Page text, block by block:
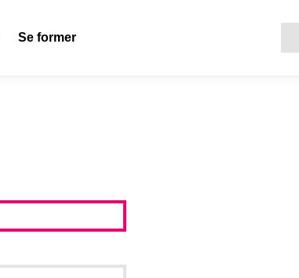
Se former